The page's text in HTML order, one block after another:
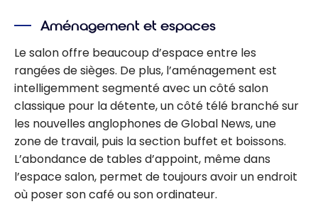
Aménagement et espaces
Le salon offre beaucoup d’espace entre les
rangées de sièges. De plus, l’aménagement est
intelligemment segmenté avec un côté salon
classique pour la détente, un côté télé branché sur
les nouvelles anglophones de Global News, une
zone de travail, puis la section buffet et boissons.
L’abondance de tables d’appoint, même dans
l’espace salon, permet de toujours avoir un endroit
où poser son café ou son ordinateur.